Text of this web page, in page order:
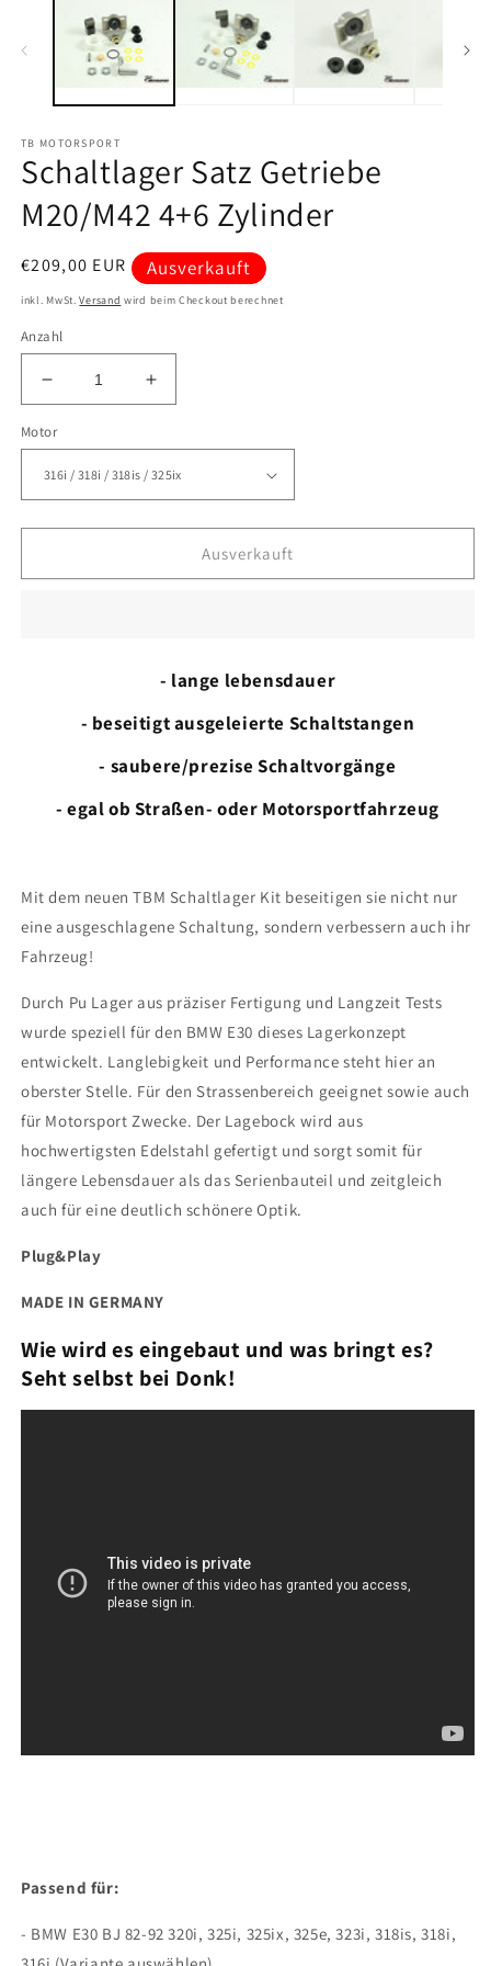
TB MOTORSPORT
Schaltlager Satz Getriebe
M20/M42 4+6 Zylinder
Normaler
Preis
€209,00 EUR Ausverkauft
inkl. MwSt.Versand wird beim Checkout berechnet
Anzahl
Verringere
die
Menge
Schaltlager
Satz
Getriebe
4+6
Erhöhe
die
Schaltlager
Satz
Getriebe
M20/M42
4+6
Motor
Ausverkauft
- lange lebensdauer
- beseitigt ausgeleierte Schaltstangen
- saubere/prezise Schaltvorgänge
- egal ob Straßen- oder Motorsportfahrzeug
Mit dem neuen TBM Schaltlager Kit beseitigen sie nicht nur
eine ausgeschlagene Schaltung, sondern verbessern auch ihr
Fahrzeug!
Durch Pu Lager aus präziser Fertigung und Langzeit Tests
wurde speziell für den BMW E30 dieses Lagerkonzept
entwickelt. Langlebigkeit und Performance steht hier an
oberster Stelle. Für den Strassenbereich geeignet sowie auch
für Motorsport Zwecke. Der Lagebock wird aus
hochwertigsten Edelstahl gefertigt und sorgt somit für
längere Lebensdauer als das Serienbauteil und zeitgleich
auch für eine deutlich schönere Optik.
Plug&Play
MADE IN GERMANY
Wie wird es eingebaut und was bringt es?
Seht selbst bei Donk!
Passend für:
- BMW E30 BJ 82-92 320i, 325i, 325ix, 325e, 323i, 318is, 318i,